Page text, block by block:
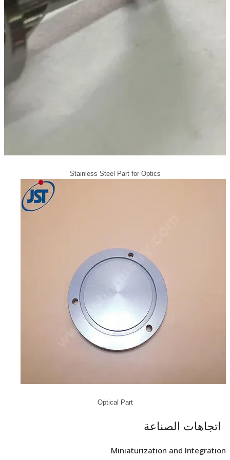
Stainless Steel Part for Optics
Optical Part
اتجاهات الصناعة
Miniaturization and Integration